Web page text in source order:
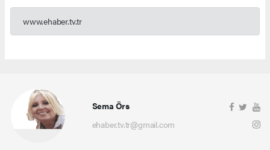
www.ehaber.tv.tr
Sema Örs
ehaber.tv.tr@gmail.com